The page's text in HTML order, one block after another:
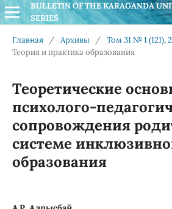
BULLETIN OF THE KARAGANDA
SERIES
Главная / Архивы / Том 31 № 1 (121),
Теория и практика образования
Теоретические
психолого-
сопровождения
системе
образования